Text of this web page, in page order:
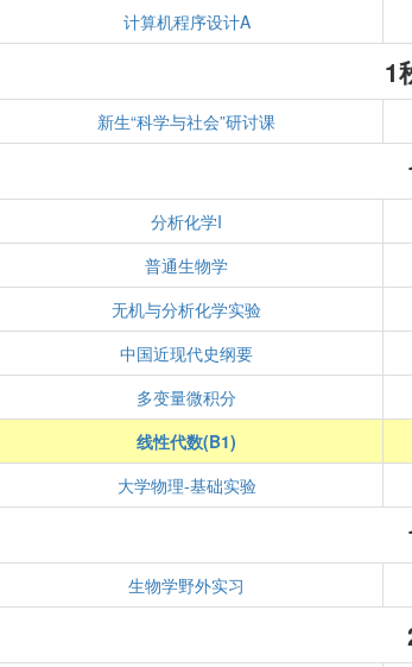
计算机程序设计A
1
新生“科学与社会”研讨课
分析化学I
普通生物学
无机与分析化学实验
中国近现代史纲要
多变量微积分
线性代数(B1)
大学物理-基础实验
生物学野外实习